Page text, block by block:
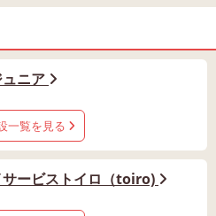
ニア
一覧を見る
サービストイロ（toiro)